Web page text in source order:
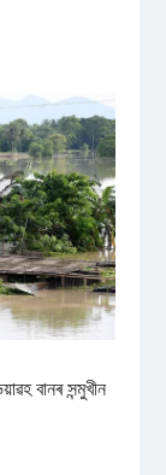
বানৰ সন্মুখীন